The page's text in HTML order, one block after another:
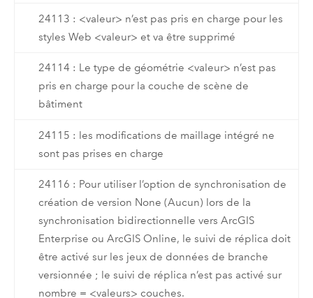
24113 : <valeur> n’est pas pris en charge pour les
styles Web <valeur> et va être supprimé
24114 : Le type de géométrie <valeur> n’est pas
pris en charge pour la couche de scène de
bâtiment
24115 : les modifications de maillage intégré ne
sont pas prises en charge
24116 : Pour utiliser l’option de synchronisation de
création de version None (Aucun) lors de la
synchronisation bidirectionnelle vers ArcGIS
Enterprise ou ArcGIS Online, le suivi de réplica doit
être activé sur les jeux de données de branche
versionnée ; le suivi de réplica n’est pas activé sur
nombre = <valeurs> couches.